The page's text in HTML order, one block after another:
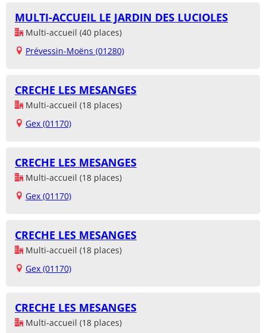
MULTI-ACCUEIL LE JARDIN DES LUCIOLES
Multi-accueil (40 places)
Prévessin-Moëns (01280)
CRECHE LES MESANGES
Multi-accueil (18 places)
Gex (01170)
CRECHE LES MESANGES
Multi-accueil (18 places)
Gex (01170)
CRECHE LES MESANGES
Multi-accueil (18 places)
Gex (01170)
CRECHE LES MESANGES
Multi-accueil (18 places)